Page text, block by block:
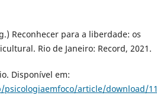
Reconhecer para a liberdade: os
Rio de Janeiro: Record, 2021.
Disponível em:
article/download/11